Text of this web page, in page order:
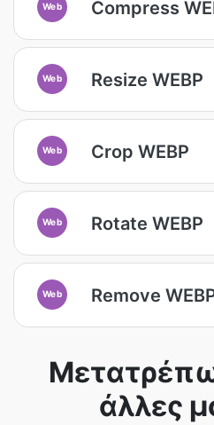
Web Compress
Web Resize WEBP
Web Crop WEBP
Web Rotate WEBP
Web Remove
άλλες